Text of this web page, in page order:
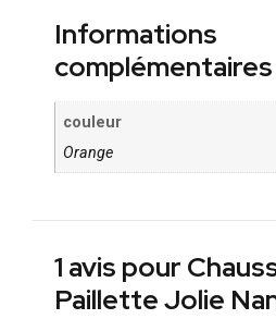
Informations
complémentaires
couleur
Orange
1 avis pour
Paillette Jolie